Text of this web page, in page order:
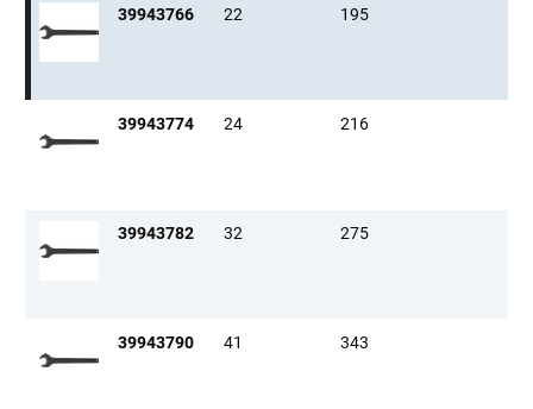
39943766 22 195
39943774 24 216
39943782 32 275
39943790 41 343